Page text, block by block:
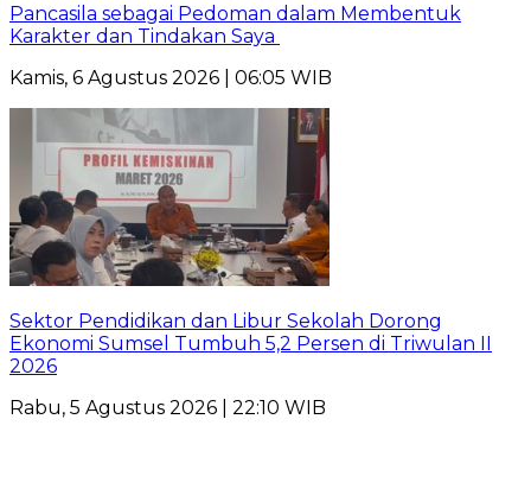
Pancasila sebagai Pedoman dalam Membentuk
Karakter dan Tindakan Saya
Kamis, 6 Agustus 2026 | 06:05 WIB
Sektor Pendidikan dan Libur Sekolah Dorong
Ekonomi Sumsel Tumbuh 5,2 Persen di Triwulan II
2026
Rabu, 5 Agustus 2026 | 22:10 WIB